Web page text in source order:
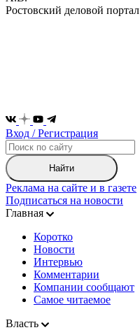
Ростовский деловой портал
Вход / Регистрация
Найти
Реклама на сайте и в газете
Подписаться на новости
Главная
Коротко
Новости
Интервью
Комментарии
Компании сообщают
Самое читаемое
Власть